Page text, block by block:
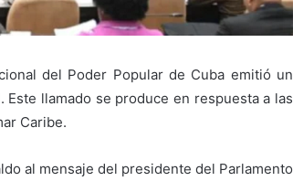
del Poder Popular de Cuba emitió un
llamado se produce en respuesta a las
Caribe.
al mensaje del presidente del Parlamento